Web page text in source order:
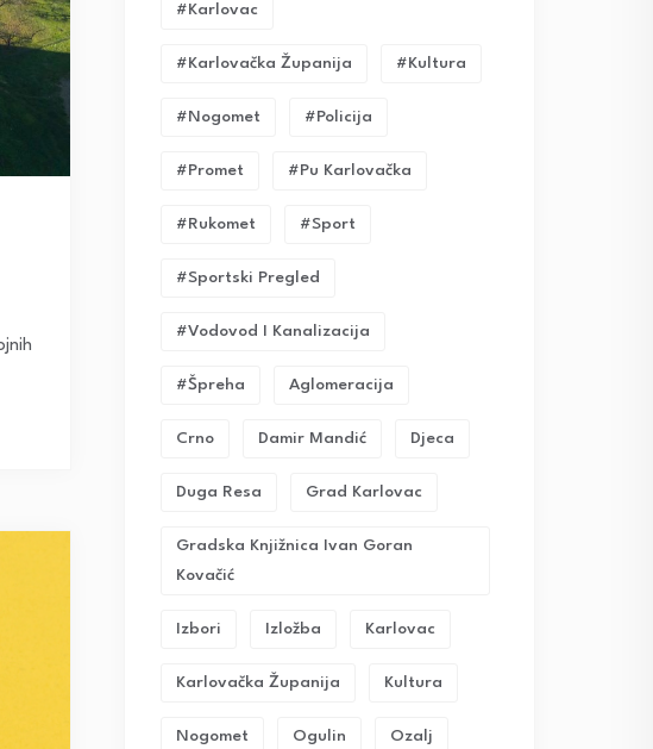
#karlovac
#karlovačka Županija #kultura
#nogomet #policija
#promet #pu Karlovačka
#rukomet #sport
#sportski Pregled
#vodovod I Kanalizacija
#Špreha Aglomeracija
Crno Damir Mandić Djeca
Duga Resa Grad Karlovac
Gradska Knjižnica Ivan Goran
Kovačić
Izbori Izložba Karlovac
Karlovačka Županija Kultura
Nogomet Ogulin Ozalj